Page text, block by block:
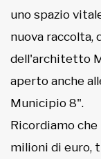
uno spazio
nuova raccolta,
dell'architetto
aperto anche
Municipio 8".
Ricordiamo
milioni di euro,